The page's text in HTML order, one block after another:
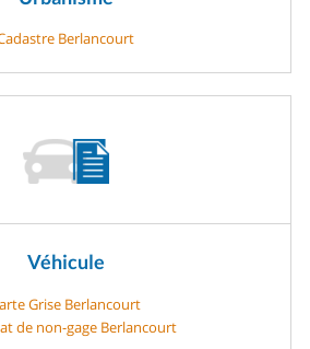
Berlancourt
Véhicule
Grise Berlancourt
de non-gage Berlancourt